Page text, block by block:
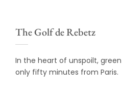
The Golf de Rebetz
In the heart of unspoilt,
only fifty minutes from Paris.